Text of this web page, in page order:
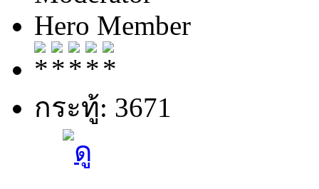
Hero Member
กระทู้: 3671